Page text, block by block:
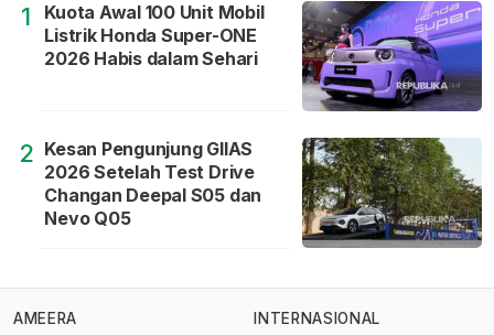
1
Kuota Awal 100 Unit Mobil
Listrik Honda Super-ONE
2026 Habis dalam Sehari
2 Kesan Pengunjung GIIAS
2026 Setelah Test Drive
Changan Deepal S05 dan
Nevo Q05
AMEERA
INTERNASIONAL